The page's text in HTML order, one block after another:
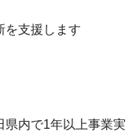
を支援します
県内で1年以上事業実